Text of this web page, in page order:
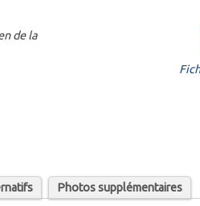
de la
Photos supplémentaires